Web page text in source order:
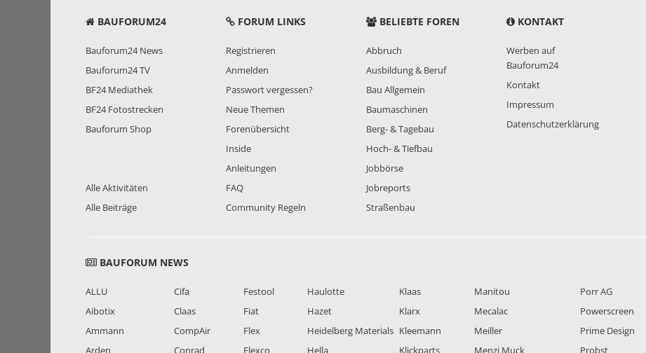
BAUFORUM24
Bauforum24 News
Bauforum24 TV
BF24 Mediathek
BF24 Fotostrecken
Bauforum Shop
Alle Aktivitäten
Alle Beiträge
FORUM LINKS
Registrieren
Anmelden
Passwort vergessen?
Neue Themen
Forenübersicht
Inside
Anleitungen
FAQ
Community Regeln
BELIEBTE FOREN
Abbruch
Ausbildung & Beruf
Bau Allgemein
Baumaschinen
Berg- & Tagebau
Hoch- & Tiefbau
Jobbörse
Jobreports
Straßenbau
KONTAKT
Werben auf
Bauforum24
Kontakt
Impressum
Datenschutzerklärung
BAUFORUM NEWS
ALLU
Aibotix
Ammann
Arden
Cifa
Claas
CompAir
Conrad
Festool
Fiat
Flex
Flexco
Haulotte
Hazet
Heidelberg Materials
Hella
Klaas
Klarx
Kleemann
Klickparts
Manitou
Mecalac
Meiller
Menzi Muck
Porr AG
Powerscreen
Prime Design
Probst